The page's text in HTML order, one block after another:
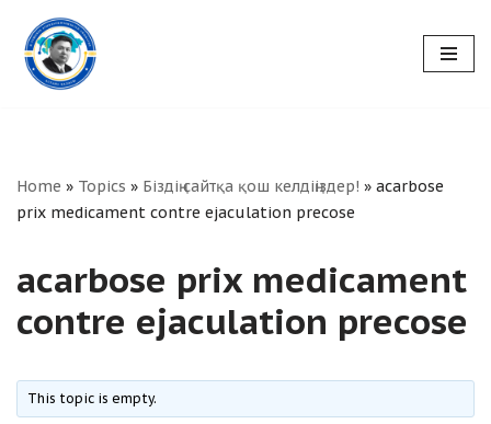
Skip
to
Home » Topics » Біздің сайтқа қош келдіңіздер! » acarbose
prix medicament contre ejaculation precose
acarbose prix medicament
contre ejaculation precose
This topic is empty.